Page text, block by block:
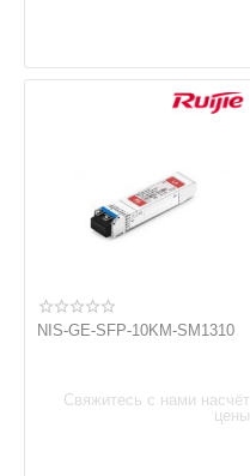
NIS-GE-SFP-10KM-SM1310
Свяжитесь с нами насчёт
цены